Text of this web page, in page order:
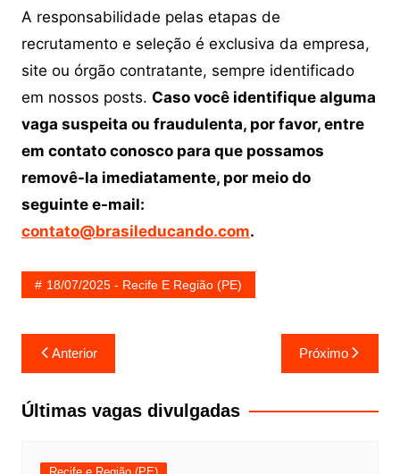
A responsabilidade pelas etapas de
recrutamento e seleção é exclusiva da empresa,
site ou órgão contratante, sempre identificado
em nossos posts. Caso você identifique alguma
vaga suspeita ou fraudulenta, por favor, entre
em contato conosco para que possamos
removê-la imediatamente, por meio do
seguinte e-mail:
contato@brasileducando.com.
18/07/2025 - Recife E Região (PE)
Navegação
de
Post
Anterior Próximo
Últimas vagas divulgadas